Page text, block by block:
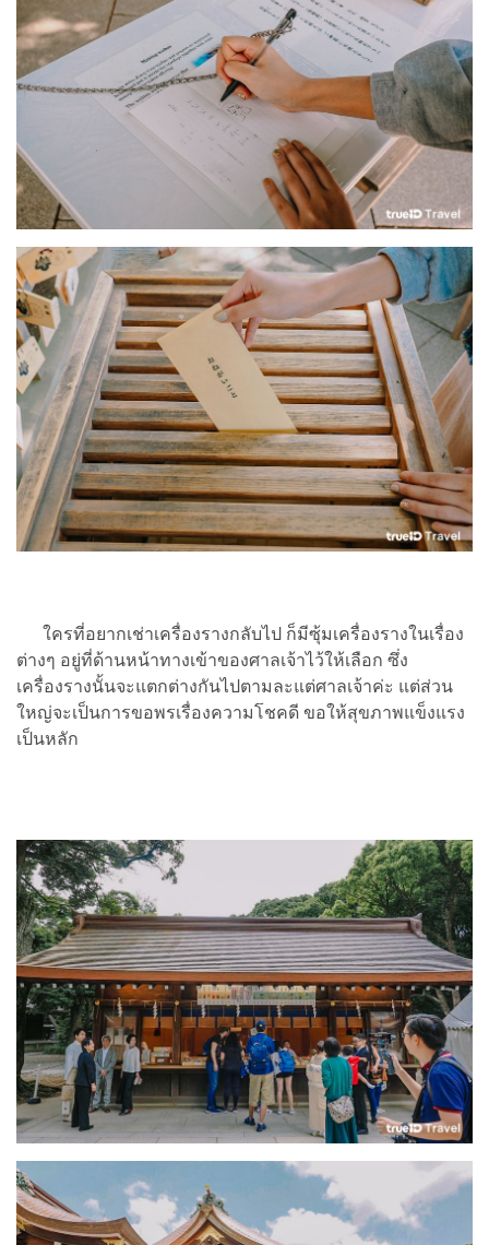
ใครที่อยากเช่าเครื่องรางกลับไป ก็มีซุ้มเครื่องรางในเรื่อง
ต่างๆ อยู่ที่ด้านหน้าทางเข้าของศาลเจ้าไว้ให้เลือก ซึ่ง
เครื่องรางนั้นจะแตกต่างกันไปตามละแต่ศาลเจ้าค่ะ แต่ส่วน
ใหญ่จะเป็นการขอพรเรื่องความโชคดี ขอให้สุขภาพแข็งแรง
เป็นหลัก